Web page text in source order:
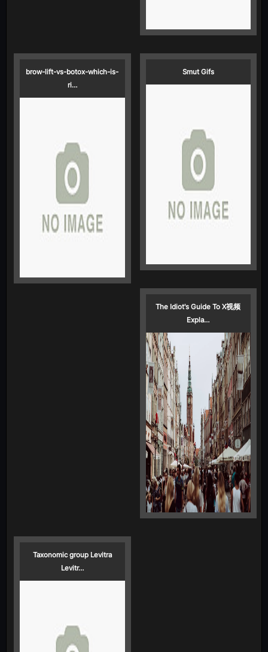
brow-lift-vs-botox-which-is-
ri…
Smut Gifs
The Idiot's Guide To X视频
Expla…
Taxonomic group Levitra
Levitr…